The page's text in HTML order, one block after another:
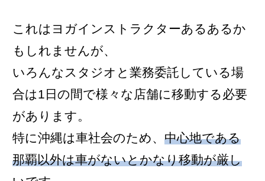
これはヨガインストラクターあるあるか
もしれませんが、
いろんなスタジオと業務委託している場
合は1日の間で様々な店舗に移動する必要
があります。
特に沖縄は車社会のため、 中心地である
那覇以外は車がないとかなり移動が厳し